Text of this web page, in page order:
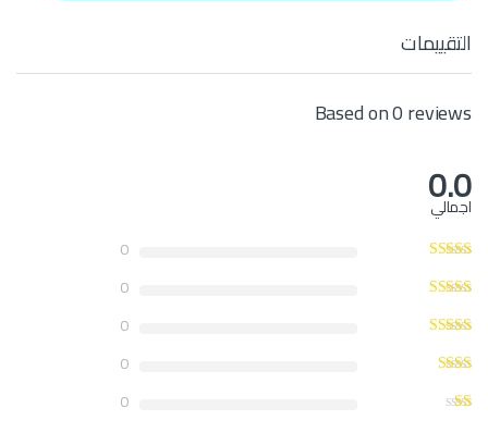
التقييمات
Based on 0 reviews
0.0
اجمالي
0
0
0
0
0